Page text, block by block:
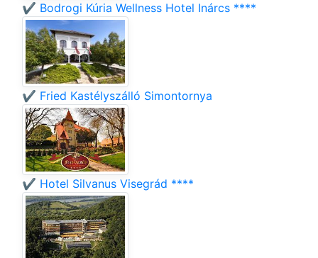
✔️ Bodrogi Kúria Wellness Hotel Inárcs ****
✔️ Fried Kastélyszálló Simontornya
✔️ Hotel Silvanus Visegrád ****